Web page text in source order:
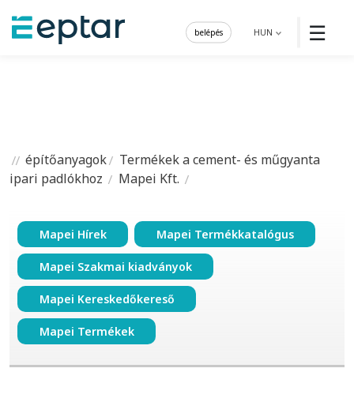
☰
HUN
belépés
építőanyagok
Termékek a cement- és műgyanta
ipari padlókhoz
Mapei Kft.
Mapei Hírek Mapei Termékkatalógus
Mapei Szakmai kiadványok
Mapei Kereskedőkereső
Mapei Termékek